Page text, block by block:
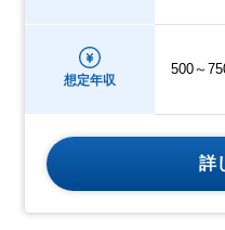
想定年収
500～
詳